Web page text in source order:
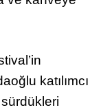
katılımcı